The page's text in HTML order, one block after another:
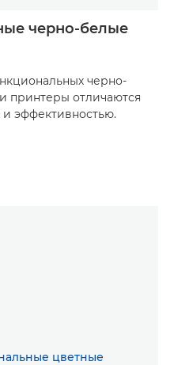
черно-белые
черно-
принтеры отличаются
эффективностью.